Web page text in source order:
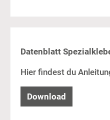
Datenblatt
Hier findest du
Download